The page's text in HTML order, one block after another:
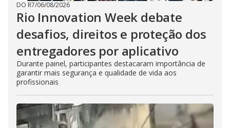
DO R7/06/08/2026
Rio Innovation Week debate
desafios, direitos e proteção dos
entregadores por aplicativo
Durante painel, participantes destacaram importância de
garantir mais segurança e qualidade de vida aos
profissionais